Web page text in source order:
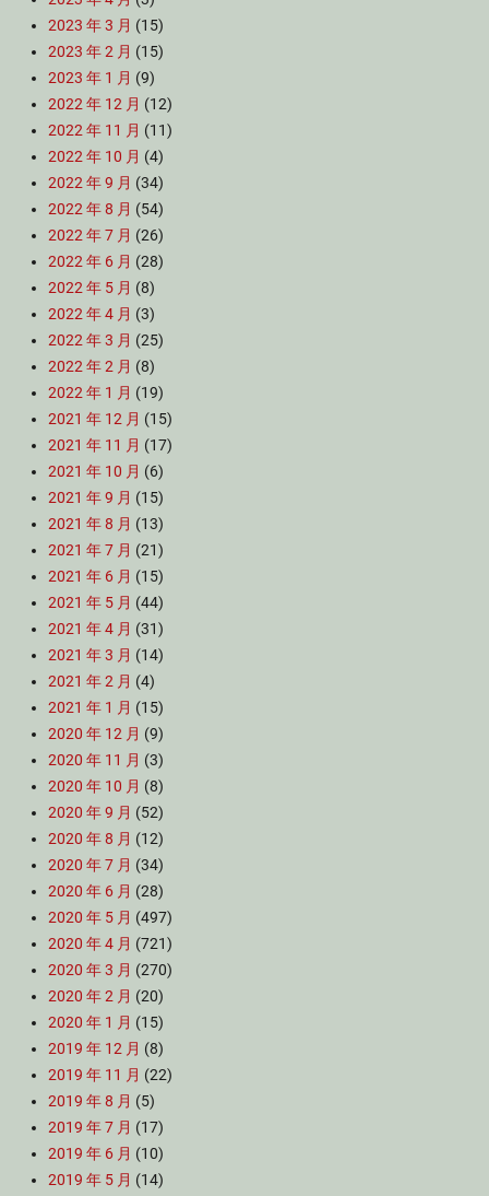
2023 年 3 月 (15)
2023 年 2 月 (15)
2023 年 1 月 (9)
2022 年 12 月 (12)
2022 年 11 月 (11)
2022 年 10 月 (4)
2022 年 9 月 (34)
2022 年 8 月 (54)
2022 年 7 月 (26)
2022 年 6 月 (28)
2022 年 5 月 (8)
2022 年 4 月 (3)
2022 年 3 月 (25)
2022 年 2 月 (8)
2022 年 1 月 (19)
2021 年 12 月 (15)
2021 年 11 月 (17)
2021 年 10 月 (6)
2021 年 9 月 (15)
2021 年 8 月 (13)
2021 年 7 月 (21)
2021 年 6 月 (15)
2021 年 5 月 (44)
2021 年 4 月 (31)
2021 年 3 月 (14)
2021 年 2 月 (4)
2021 年 1 月 (15)
2020 年 12 月 (9)
2020 年 11 月 (3)
2020 年 10 月 (8)
2020 年 9 月 (52)
2020 年 8 月 (12)
2020 年 7 月 (34)
2020 年 6 月 (28)
2020 年 5 月 (497)
2020 年 4 月 (721)
2020 年 3 月 (270)
2020 年 2 月 (20)
2020 年 1 月 (15)
2019 年 12 月 (8)
2019 年 11 月 (22)
2019 年 8 月 (5)
2019 年 7 月 (17)
2019 年 6 月 (10)
2019 年 5 月 (14)